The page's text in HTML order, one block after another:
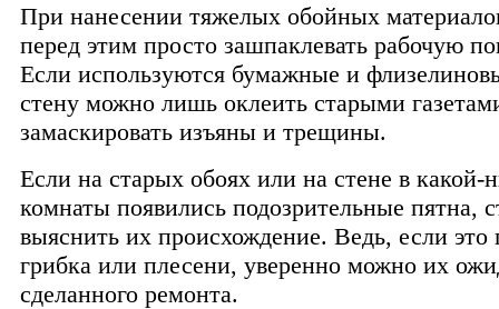
При нанесении тяжелых обойных
перед этим просто зашпаклевать рабочую
Если используются бумажные и
стену можно лишь оклеить старыми
замаскировать изъяны и трещины.
Если на старых обоях или на стене в какой-
комнаты появились подозрительные пятна,
выяснить их происхождение. Ведь, если это
грибка или плесени, уверенно можно их
сделанного ремонта.